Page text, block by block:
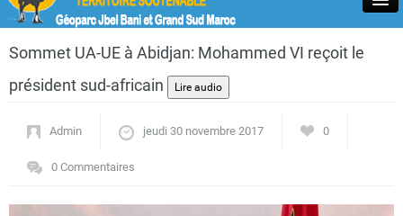
Close
Actualités
Sommet UA-UE à Abidjan: Mohammed VI reçoit le
président sud-africain
Admin jeudi 30 novembre 2017 0
0 Commentaires